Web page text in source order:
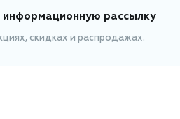
информационную рассылку
скидках и распродажах.